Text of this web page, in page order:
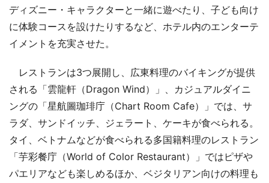
ディズニー・キャラクターと一緒に遊べたり、子ども向け
に体験コースを設けたりするなど、ホテル内のエンターテ
イメントを充実させた。
レストランは3つ展開し、広東料理のバイキングが提供
される「雲龍軒（Dragon Wind）」、カジュアルダイニ
ングの「星航圖珈琲庁（Chart Room Cafe）」では、サ
ラダ、サンドイッチ、ジェラート、ケーキが食べられる。
タイ、ベトナムなどが食べられる多国籍料理のレストラン
「芋彩餐庁（World of Color Restaurant）」ではピザや
パエリアなども楽しめるほか、ベジタリアン向けの料理も